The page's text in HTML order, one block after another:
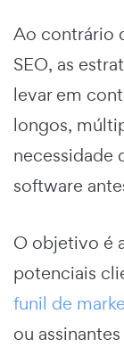
Ao contrário
SEO, as
levar em
longos,
necessidade
software
O objetivo é
potenciais
funil de
ou